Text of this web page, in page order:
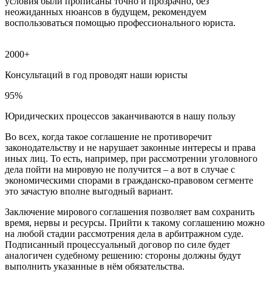
неожиданных нюансов в будущем, рекомендуем
воспользоваться помощью профессионального юриста.
2000+
Консультаций в год проводят наши юристы
95%
Юридических процессов заканчиваются в нашу пользу
Во всех, когда такое соглашение не противоречит
законодательству и не нарушает законные интересы и права
иных лиц. То есть, например, при рассмотрении уголовного
дела пойти на мировую не получится – а вот в случае с
экономическими спорами в гражданско-правовом сегменте
это зачастую вполне выгодный вариант.
Заключение мирового соглашения позволяет вам сохранить
время, нервы и ресурсы. Прийти к такому соглашению можно
на любой стадии рассмотрения дела в арбитражном суде.
Подписанный процессуальный договор по силе будет
аналогичен судебному решению: стороны должны будут
выполнить указанные в нём обязательства.